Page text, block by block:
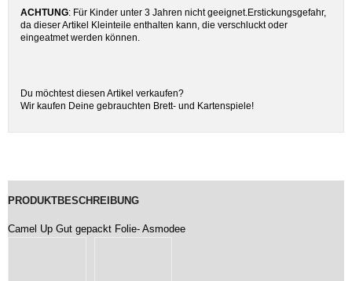
ACHTUNG: Für Kinder unter 3 Jahren nicht geeignet.Erstickungsgefahr,
da dieser Artikel Kleinteile enthalten kann, die verschluckt oder
eingeatmet werden können.
Du möchtest diesen Artikel verkaufen?
Wir kaufen Deine gebrauchten Brett- und Kartenspiele!
PRODUKTBESCHREIBUNG
Camel Up Gut gepackt Folie- Asmodee